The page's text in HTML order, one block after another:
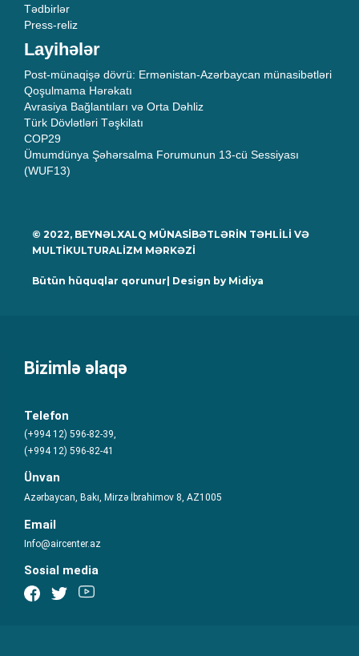
Tədbirlər
Press-reliz
Layihələr
Post-münaqişə dövrü: Ermənistan-Azərbaycan münasibətləri
Qoşulmama Hərəkatı
Avrasiya Bağlantıları və Orta Dəhliz
Türk Dövlətləri Təşkilatı
COP29
Ümumdünya Şəhərsalma Forumunun 13-cü Sessiyası
(WUF13)
© 2022, BEYNƏLXALQ MÜNASİBƏTLƏRİN TƏHLİLİ VƏ
MULTİKULTURALİZM MƏRKƏZİ
Bütün hüquqlar qorunur| Design by Midiya
Bizimlə əlaqə
Telefon
(+994 12) 596-82-39,
(+994 12) 596-82-41
Ünvan
Azərbaycan, Bakı, Mirzə İbrahimov 8, AZ1005
Email
Info@aircenter.az
Sosial media